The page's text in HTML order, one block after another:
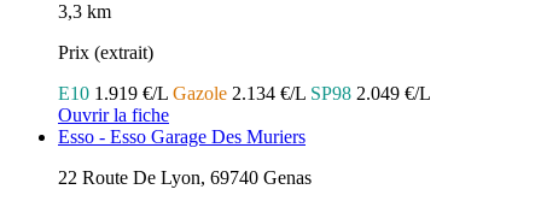
3,3 km
Prix (extrait)
E10 1.919 €/L Gazole 2.134 €/L SP98 2.049 €/L
Ouvrir la fiche
Esso - Esso Garage Des Muriers
22 Route De Lyon, 69740 Genas